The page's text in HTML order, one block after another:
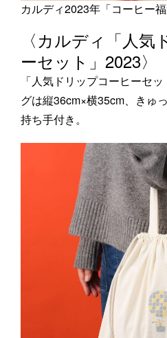
カルディ2023年「コーヒー福
〈カルディ「人気
ーセット」2023〉
「人気ドリップコーヒーセ
グは縦36cm×横35cm、きゅ
持ち手付き。